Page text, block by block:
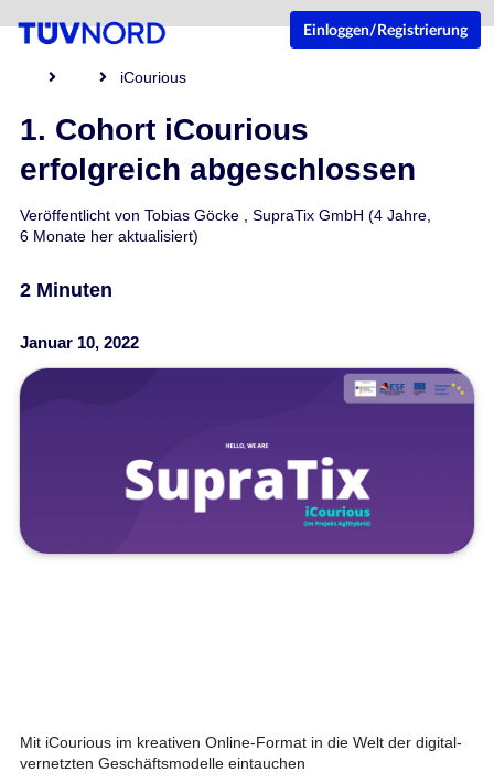
Einloggen/Registrierung
iCourious
2 Minuten
Januar 10, 2022
1. Cohort iCourious
erfolgreich abgeschlossen
Veröffentlicht von Tobias Göcke, SupraTix GmbH (4 Jahre,
6 Monate her aktualisiert)
Mit iCourious im kreativen Online-Format in die Welt der digital-
vernetzten Geschäftsmodelle eintauchen